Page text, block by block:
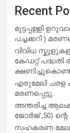
Recent
മുട്ടപ്പള്ളി
പച്ചക്കറി )
വിവിധ
കേഡറ്റ്
എരുമേലി ചരള
മരണപ്പെട്ടു.
അന്തരിച്ച
ജോർജ് ,50)
സഹകരണ